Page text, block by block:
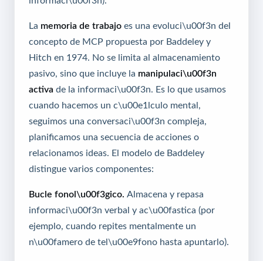
La memoria de trabajo es una evoluci\u00f3n del
concepto de MCP propuesta por Baddeley y
Hitch en 1974. No se limita al almacenamiento
pasivo, sino que incluye la manipulaci\u00f3n
activa de la informaci\u00f3n. Es lo que usamos
cuando hacemos un c\u00e1lculo mental,
seguimos una conversaci\u00f3n compleja,
planificamos una secuencia de acciones o
relacionamos ideas. El modelo de Baddeley
distingue varios componentes:
Bucle fonol\u00f3gico. Almacena y repasa
informaci\u00f3n verbal y ac\u00fastica (por
ejemplo, cuando repites mentalmente un
n\u00famero de tel\u00e9fono hasta apuntarlo).